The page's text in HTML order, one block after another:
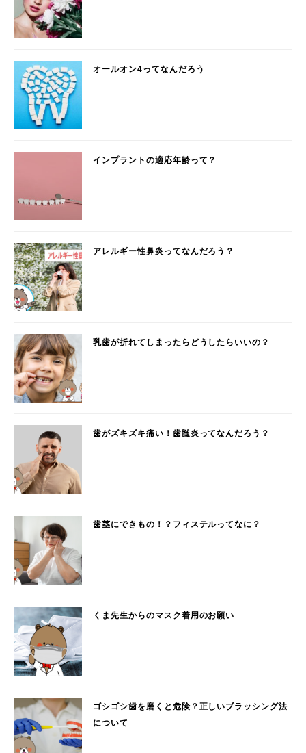
オールオン4ってなんだろう
インプラントの適応年齢って？
アレルギー性鼻炎ってなんだろう？
乳歯が折れてしまったらどうしたらいいの？
歯がズキズキ痛い！歯髄炎ってなんだろう？
歯茎にできもの！？フィステルってなに？
くま先生からのマスク着用のお願い
ゴシゴシ歯を磨くと危険？正しいブラッシング法
について